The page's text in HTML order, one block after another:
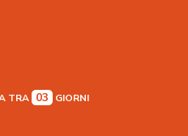
TRA 03 GIORNI